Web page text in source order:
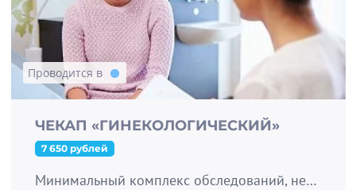
Проводится в
ЧЕКАП «ГИНЕКОЛОГИЧЕСКИЙ»
7 650 рублей
Минимальный комплекс обследований, необходимый для ежегодного прохождения каждой женщине.